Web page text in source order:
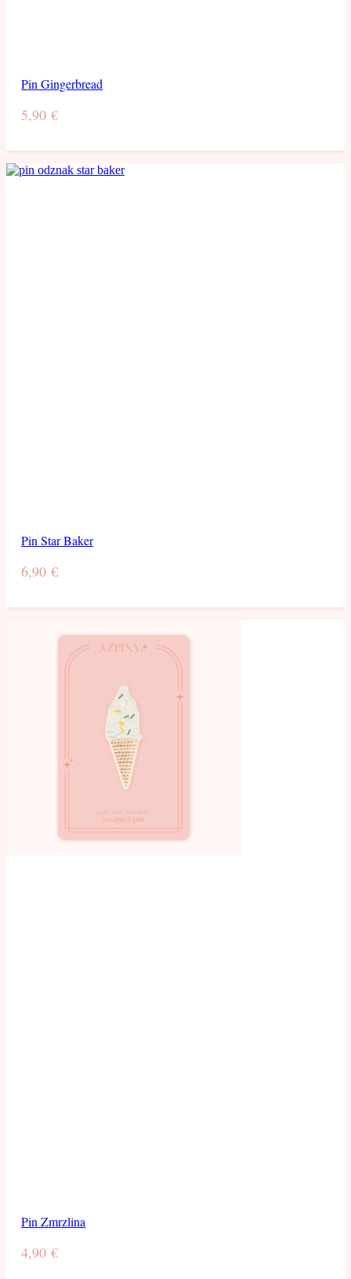
Pin Gingerbread
5,90€
Pin Star Baker
6,90€
Pin Zmrzlina
4,90€